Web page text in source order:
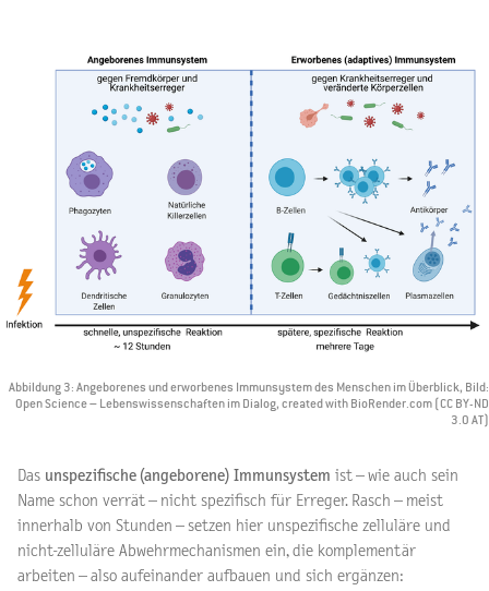
Abbildung 3: Angeborenes und erworbenes Immunsystem des Menschen im Überblick, Bild:
Open Science – Lebenswissenschaften im Dialog, created with BioRender.com (CC BY-ND
3.0 AT)
Das unspezifische (angeborene) Immunsystem ist – wie auch sein
Name schon verrät – nicht spezifisch für Erreger. Rasch – meist
innerhalb von Stunden – setzen hier unspezifische zelluläre und
nicht-zelluläre Abwehrmechanismen ein, die komplementär
arbeiten – also aufeinander aufbauen und sich ergänzen: